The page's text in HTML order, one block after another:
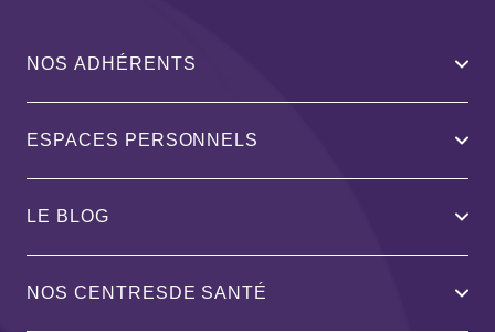
NOS ADHÉRENTS
ESPACES PERSONNELS
LE BLOG
NOS CENTRESDE SANTÉ